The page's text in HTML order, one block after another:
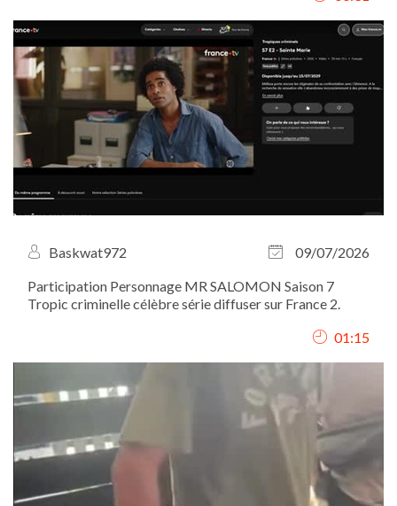
Baskwat972
09/07/2026
Participation Personnage MR SALOMON Saison 7
Tropic criminelle célèbre série diffuser sur France 2.
01:15